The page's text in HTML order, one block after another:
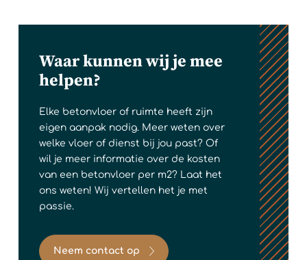
Waar kunnen wij je mee
helpen?
Elke betonvloer of ruimte heeft zijn
eigen aanpak nodig. Meer weten over
welke vloer of dienst bij jou past? Of
wil je meer informatie over de kosten
van een betonvloer per m2? Laat het
ons weten! Wij vertellen het je met
passie.
Neem contact op